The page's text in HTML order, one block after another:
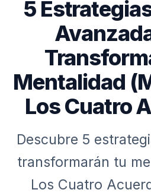
5
Mentalidad
Los Cuatro
Descubre 5
transformarán tu
Los Cuatro